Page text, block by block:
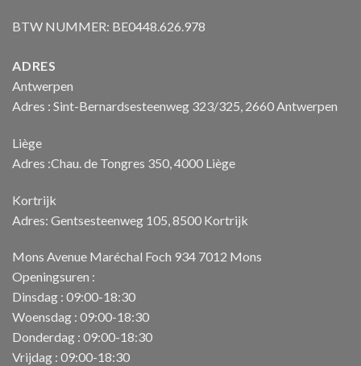
BTW NUMMER: BE0448.626.978
ADRES
Antwerpen
Adres : Sint-Bernardsesteenweg 323/325, 2660 Antwerpen
Liège
Adres :Chau. de Tongres 350, 4000 Liège
Kortrijk
Adres: Gentsesteenweg 105, 8500 Kortrijk
Mons Avenue Maréchal Foch 934 7012 Mons
Openingsuren :
Dinsdag : 09:00-18:30
Woensdag : 09:00-18:30
Donderdag : 09:00-18:30
Vrijdag : 09:00-18:30